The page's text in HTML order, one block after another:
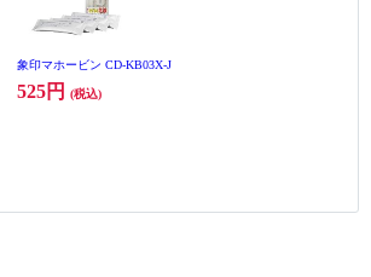
象印マホービン CD-KB03X-J
525円 (税込)